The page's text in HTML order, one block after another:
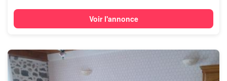
Voir l'annonce